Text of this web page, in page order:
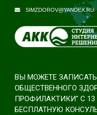
SIMZDOROV@YANDEX.RU
ВЫ МОЖЕТЕ
ОБЩЕСТВЕННОГО
ПРОФИЛАКТИКИ" С 13
БЕСПЛАТНУЮ